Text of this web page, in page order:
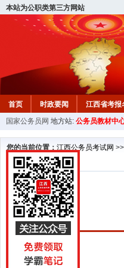
本站为公职类第三方网站
首页 时政要闻 江西省考报
教材中心
国家公务员网 地方站: 公务员教材中
您的当前位置： 江西公务员考试网 >>